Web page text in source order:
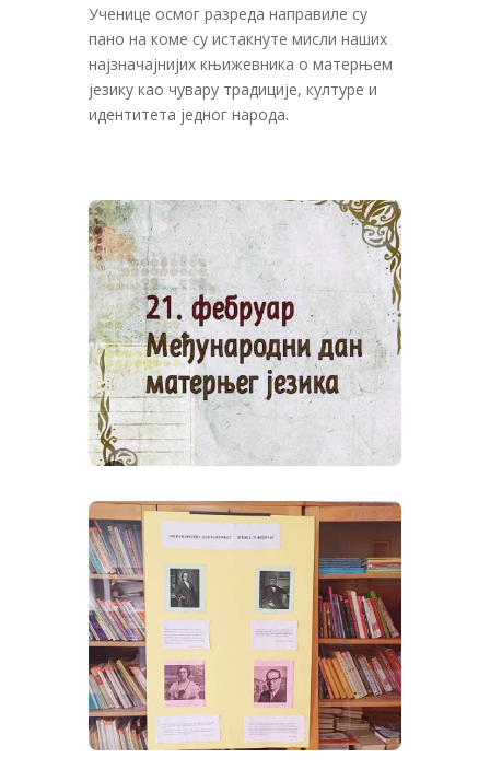
Ученице осмог разреда направиле су
пано на коме су истакнуте мисли наших
најзначајнијих књижевника о матерњем
језику као чувару традиције, културе и
идентитета једног народа.